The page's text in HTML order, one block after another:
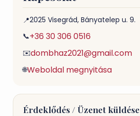
📍2025 Visegrád, Bányatelep u. 9.
📞+36 30 306 0516
✉️dombhaz2021@gmail.com
🌐Weboldal megnyitása
Érdeklődés / Üzenet küldése